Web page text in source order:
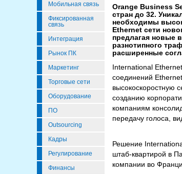
Мобильная связь
Фиксированная
связь
Интеграция
Рынок ПК
Маркетинг
Торговые сети
Оборудование
ПО
Outsourcing
Кадры
Регулирование
Финансы
Orange Business
стран до 32.
необходимы
Ethernet сети
предлагая новые
разнотипного
расширенные
International
соединений
высокоскоростную
созданию
компаниям
передачу голоса,
Решение
штаб-квартирой в
компании во